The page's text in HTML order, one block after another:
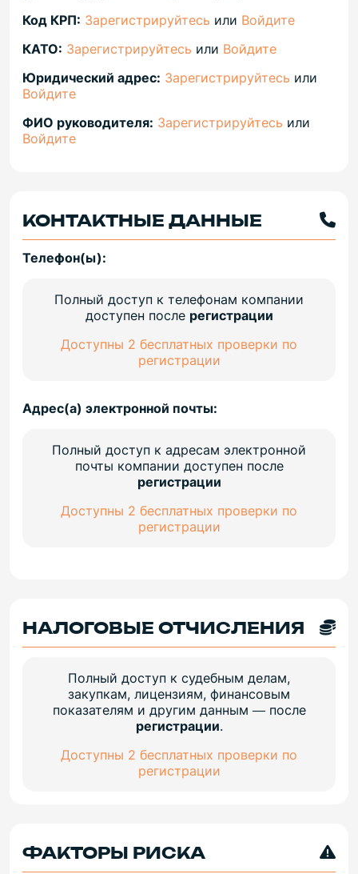
Код КРП: Зарегистрируйтесь или Войдите
КАТО: Зарегистрируйтесь или Войдите
Юридический адрес: Зарегистрируйтесь или
Войдите
ФИО руководителя: Зарегистрируйтесь или
Войдите
КОНТАКТНЫЕ ДАННЫЕ
Телефон(ы):
Полный доступ к телефонам компании
доступен после регистрации
Доступны 2 бесплатных проверки по
регистрации
Адрес(а) электронной почты:
Полный доступ к адресам электронной
почты компании доступен после
регистрации
Доступны 2 бесплатных проверки по
регистрации
НАЛОГОВЫЕ ОТЧИСЛЕНИЯ
Полный доступ к судебным делам,
закупкам, лицензиям, финансовым
показателям и другим данным — после
регистрации.
Доступны 2 бесплатных проверки по
регистрации
ФАКТОРЫ РИСКА